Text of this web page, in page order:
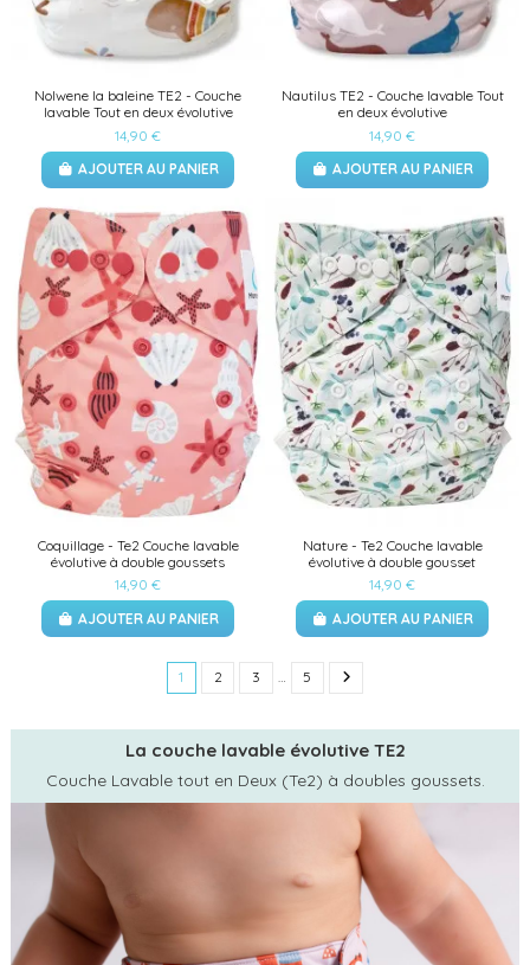
Nolwene la baleine TE2 - Couche
lavable Tout en deux évolutive
14,90 €
AJOUTER AU PANIER
Nautilus TE2 - Couche lavable Tout
en deux évolutive
14,90 €
AJOUTER AU PANIER
Coquillage - Te2 Couche lavable
évolutive à double goussets
14,90 €
AJOUTER AU PANIER
Nature - Te2 Couche lavable
évolutive à double gousset
14,90 €
AJOUTER AU PANIER
1 2 3 … 5
La couche lavable évolutive TE2
Couche Lavable tout en Deux (Te2) à doubles goussets.